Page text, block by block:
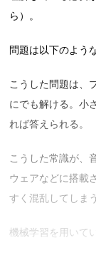
ら）。
問題は以下のよう
こうした問題は、
にでも解ける。小
れば答えられる。
こうした常識が、
ウェアなどに搭載
すく混乱してしま
機械学習を用いて